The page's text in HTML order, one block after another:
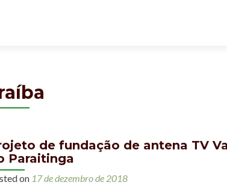
de fundação de antena TV
Paraitinga
on 17 de dezembro de 2018